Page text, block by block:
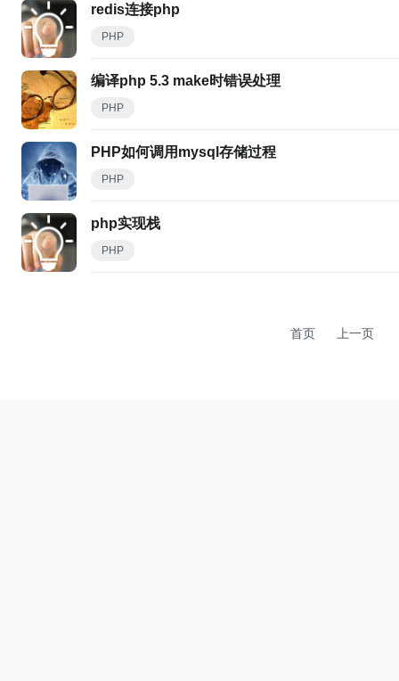
redis连接php
PHP
编译php 5.3 make时错误处理
PHP
PHP如何调用mysql存储过程
PHP
php实现栈
PHP
首页 上一页